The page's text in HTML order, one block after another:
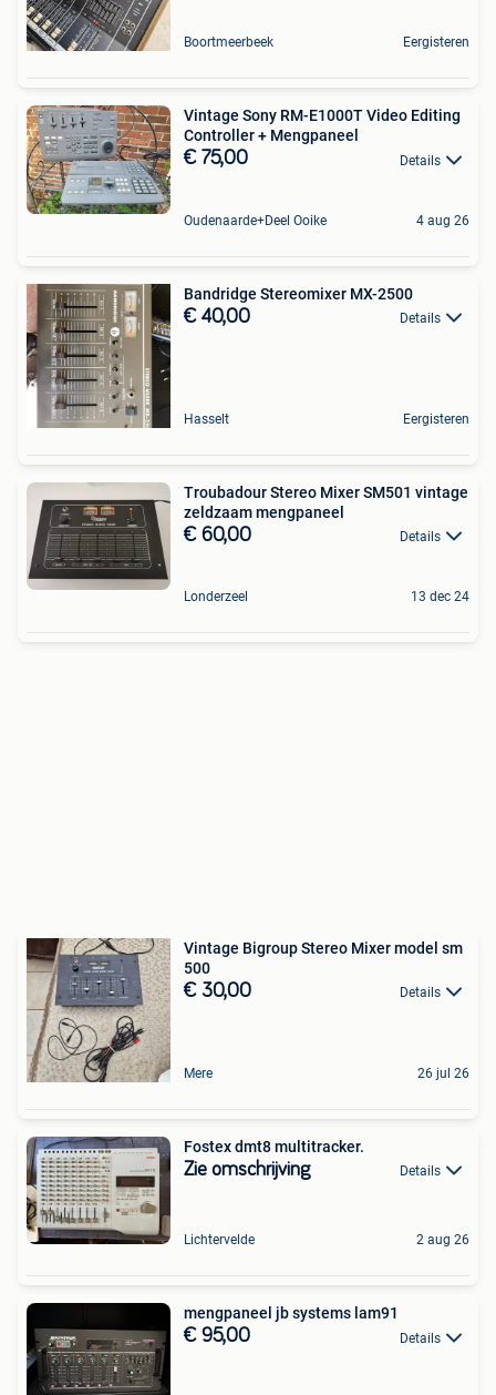
Boortmeerbeek Eergisteren
Vintage Sony RM-E1000T Video Editing
Controller + Mengpaneel
€ 75,00 Details
Oudenaarde+Deel Ooike 4 aug 26
Bandridge Stereomixer MX-2500
€ 40,00 Details
Hasselt Eergisteren
Troubadour Stereo Mixer SM501 vintage
zeldzaam mengpaneel
€ 60,00 Details
Londerzeel 13 dec 24
Vintage Bigroup Stereo Mixer model sm
500
€ 30,00 Details
Mere 26 jul 26
Fostex dmt8 multitracker.
Zie omschrijving Details
Lichtervelde 2 aug 26
mengpaneel jb systems lam91
€ 95,00 Details